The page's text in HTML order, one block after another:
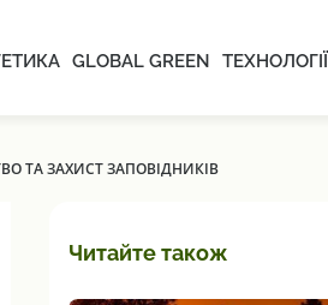
GLOBAL GREEN ТЕХНОЛОГІЇ
ТА ЗАХИСТ ЗАПОВІДНИКІВ
Читайте також